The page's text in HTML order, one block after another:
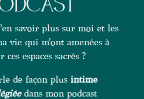
savoir plus sur moi et les
vie qui m’ont amenées à
ces espaces sacrés ?
de façon plus intime
dans mon podcast